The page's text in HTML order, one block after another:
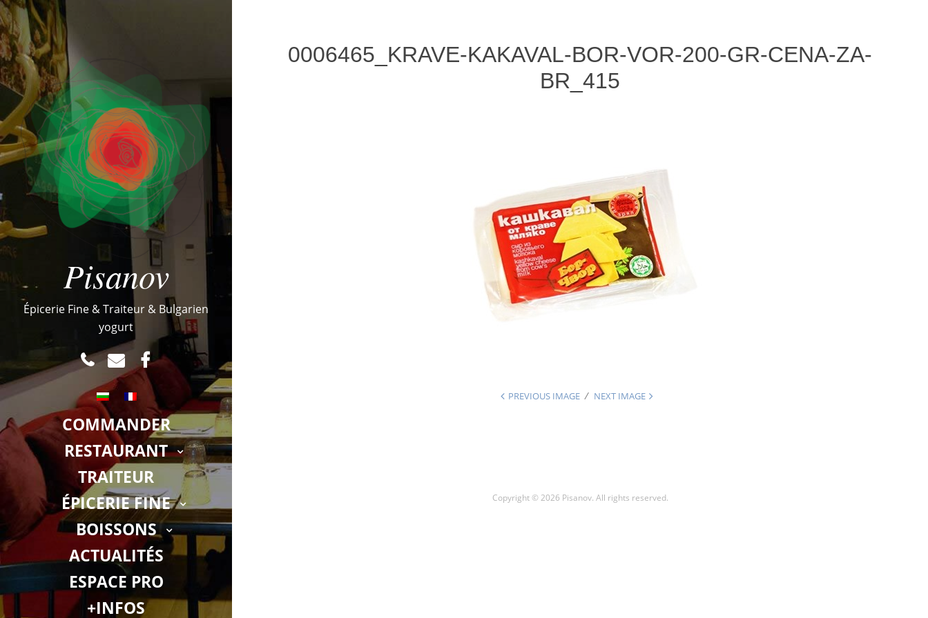
Pisanov
Épicerie Fine & Traiteur & Bulgarien
yogurt
TEL MAIL FACEBOOK.COM
COMMANDER
RESTAURANT
TRAITEUR
ÉPICERIE FINE
BOISSONS
ACTUALITÉS
ESPACE PRO
+INFOS
0006465_KRAVE-KAKAVAL-BOR-VOR-200-GR-CENA-ZA-
BR_415
PREVIOUS IMAGE NEXT IMAGE
Copyright © 2026 Pisanov. All rights reserved.